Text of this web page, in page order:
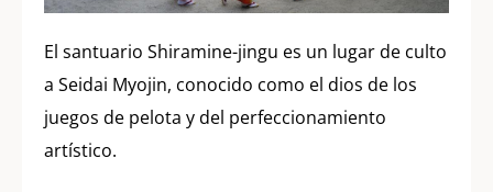
El santuario Shiramine-jingu es un lugar de culto
a Seidai Myojin, conocido como el dios de los
juegos de pelota y del perfeccionamiento
artístico.